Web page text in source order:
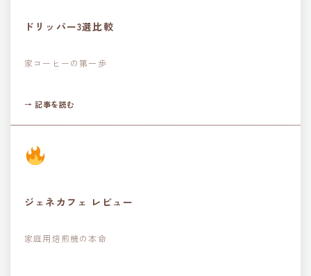
ドリッパー3選比較
家コーヒーの第一歩
→ 記事を読む
ジェネカフェ レビュー
家庭用焙煎機の本命